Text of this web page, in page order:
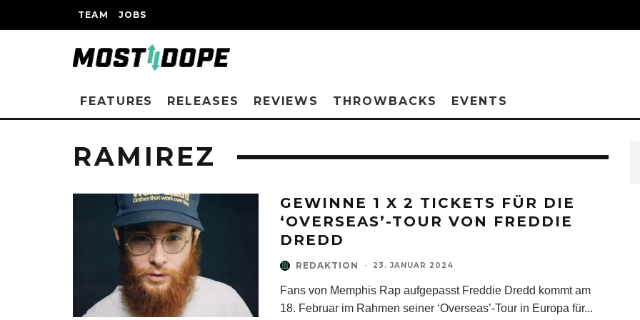
TEAM JOBS
FEATURES RELEASES REVIEWS THROWBACKS EVENTS
RAMIREZ
GEWINNE 1 X 2 TICKETS FÜR DIE
‘OVERSEAS’-TOUR VON FREDDIE
DREDD
REDAKTION · 23. JANUAR 2024
Fans von Memphis Rap aufgepasst Freddie Dredd kommt am
18. Februar im Rahmen seiner ‘Overseas’-Tour in Europa für...